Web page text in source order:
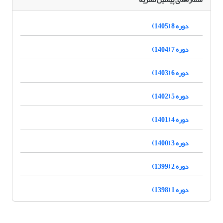
دوره 8 (1405)
دوره 7 (1404)
دوره 6 (1403)
دوره 5 (1402)
دوره 4 (1401)
دوره 3 (1400)
دوره 2 (1399)
دوره 1 (1398)